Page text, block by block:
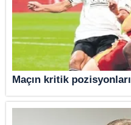
Maçın kritik pozisyonları